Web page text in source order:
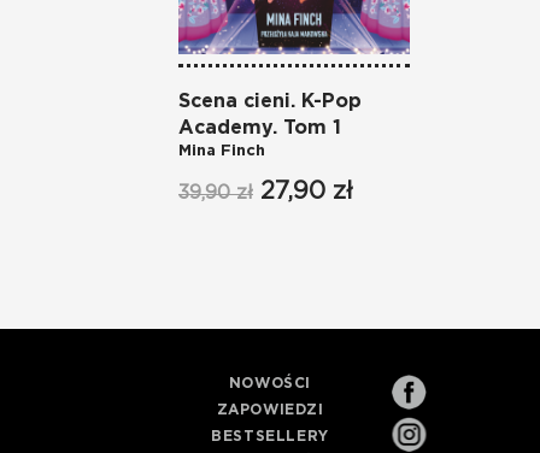
Scena cieni. K-Pop
Academy. Tom 1
Mina Finch
39,90 zł 27,90 zł
NOWOŚCI
ZAPOWIEDZI
BESTSELLERY